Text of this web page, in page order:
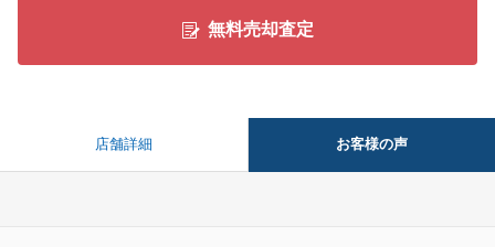
無料売却査定
店舗詳細 お客様の声